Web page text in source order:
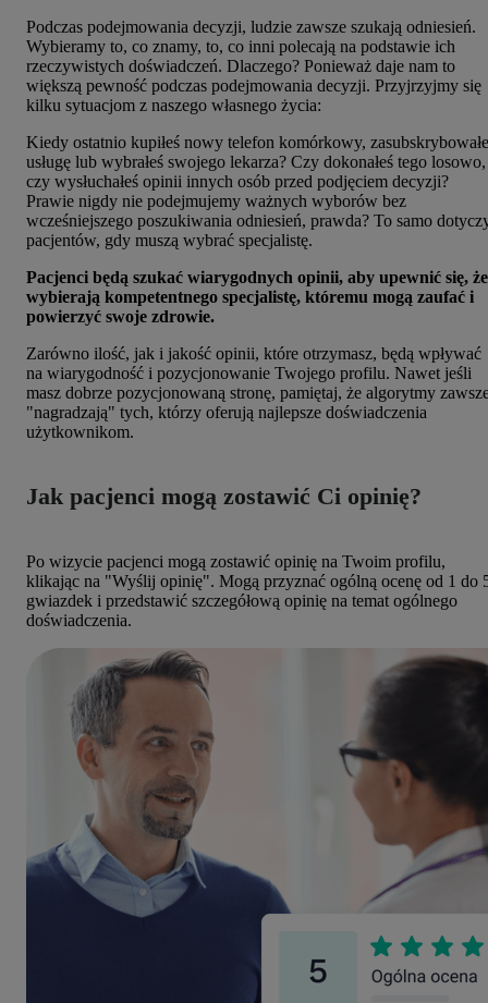
Podczas podejmowania decyzji, ludzie zawsze szukają odniesień.
Wybieramy to, co znamy, to, co inni polecają na podstawie ich
rzeczywistych doświadczeń. Dlaczego? Ponieważ daje nam to
większą pewność podczas podejmowania decyzji. Przyjrzyjmy się
kilku sytuacjom z naszego własnego życia:
Kiedy ostatnio kupiłeś nowy telefon komórkowy,
usługę lub wybrałeś swojego lekarza? Czy dokonałeś tego losowo,
czy wysłuchałeś opinii innych osób przed podjęciem decyzji?
Prawie nigdy nie podejmujemy ważnych wyborów bez
wcześniejszego poszukiwania odniesień, prawda? To samo
pacjentów, gdy muszą wybrać specjalistę.
Pacjenci będą szukać wiarygodnych opinii, aby upewnić się, że
wybierają kompetentnego specjalistę, któremu mogą zaufać i
powierzyć swoje zdrowie.
Zarówno ilość, jak i jakość opinii, które otrzymasz, będą wpływać
na wiarygodność i pozycjonowanie Twojego profilu. Nawet jeśli
masz dobrze pozycjonowaną stronę, pamiętaj, że algorytmy
"nagradzają" tych, którzy oferują najlepsze doświadczenia
użytkownikom.
Jak pacjenci mogą zostawić Ci opinię?
Po wizycie pacjenci mogą zostawić opinię na Twoim profilu,
klikając na "Wyślij opinię". Mogą przyznać ogólną ocenę od 1 do
gwiazdek i przedstawić szczegółową opinię na temat ogólnego
doświadczenia.